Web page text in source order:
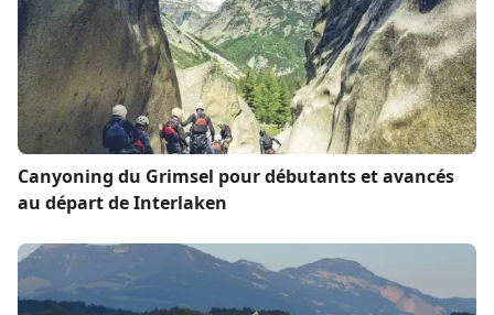
Canyoning du Grimsel pour débutants et avancés
au départ de Interlaken